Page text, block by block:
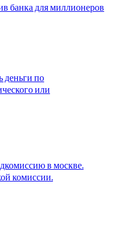
банка для миллионеров
деньги по
или
в москве.
комиссии.